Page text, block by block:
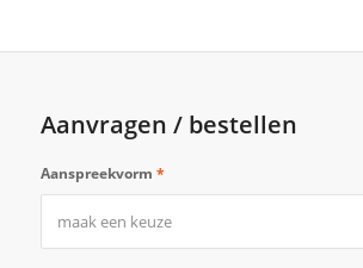
Aanvragen / bestellen
Aanspreekvorm *